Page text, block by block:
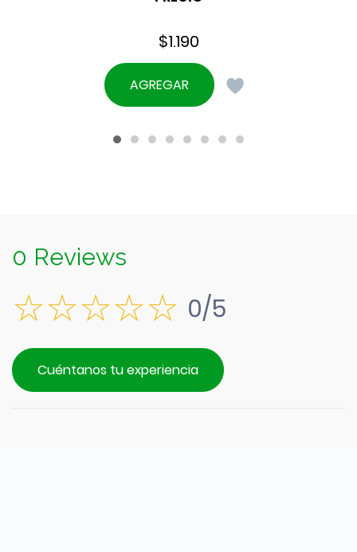
$1.190
AGREGAR
0 Reviews
0/5
Cuéntanos tu experiencia